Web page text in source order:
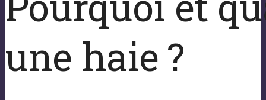
une haie ?